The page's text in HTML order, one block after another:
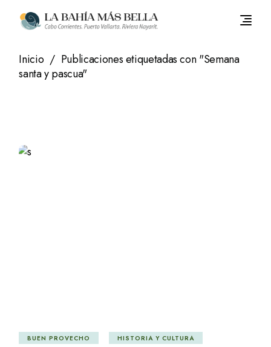
contenido
Inicio
Publicaciones etiquetadas con "Semana
santa y pascua"
BUEN PROVECHO HISTORIA Y CULTURA